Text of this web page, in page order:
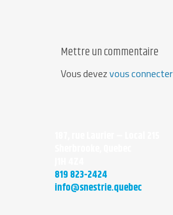
Mettre un commentaire
Vous devezvous connecter
819 823-2424
info@snestrie.quebec